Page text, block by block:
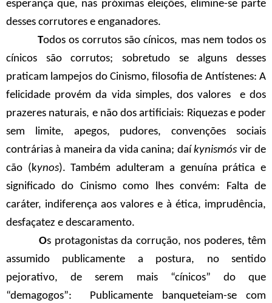
esperança que, nas próximas eleições, elimine-se parte
desses corrutores e enganadores.
Todos os corrutos são cínicos, mas nem todos os
cínicos são corrutos; sobretudo se alguns desses
praticam lampejos do Cinismo, filosofia de Antístenes: A
felicidade provém da vida simples, dos valores e dos
prazeres naturais, e não dos artificiais: Riquezas e poder
sem limite, apegos, pudores, convenções sociais
contrárias à maneira da vida canina; daíkynismós vir de
cão (kynos). Também adulteram a genuína prática e
significado do Cinismo como lhes convém: Falta de
caráter, indiferença aos valores e à ética, imprudência,
desfaçatez e descaramento.
Os protagonistas da corrução, nos poderes, têm
assumido publicamente a postura, no sentido
pejorativo, de serem mais “cínicos” do que
“demagogos”: Publicamente banqueteiam-se com